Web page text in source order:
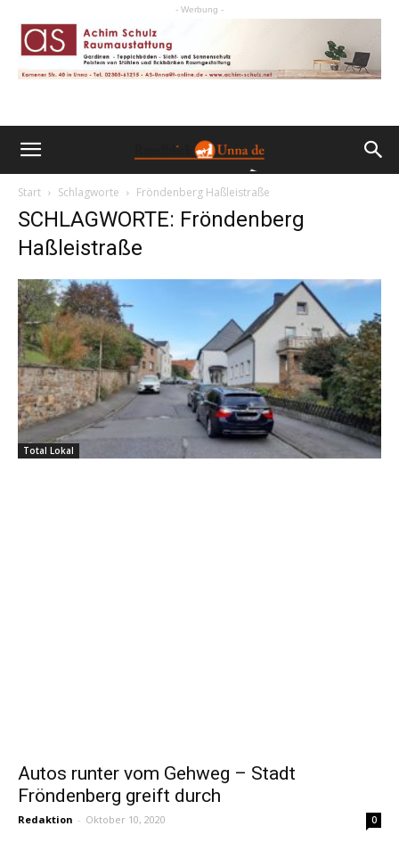
- Werbung -
Start Schlagworte Fröndenberg Haßleistraße
SCHLAGWORTE: Fröndenberg
Haßleistraße
Total Lokal
Autos runter vom Gehweg – Stadt
Fröndenberg greift durch
Redaktion - Oktober 10, 2020 0